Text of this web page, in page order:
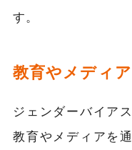
す。
教育やメディ
ジェンダーバイア
教育やメディアを